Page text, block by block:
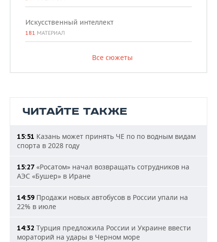
Искусственный интеллект
181 МАТЕРИАЛ
Все сюжеты
ЧИТАЙТЕ ТАКЖЕ
15:51 Казань может принять ЧЕ по по водным видам
спорта в 2028 году
15:27 «Росатом» начал возвращать сотрудников на
АЭС «Бушер» в Иране
14:59 Продажи новых автобусов в России упали на
22% в июле
14:32 Турция предложила России и Украине ввести
мораторий на удары в Черном море